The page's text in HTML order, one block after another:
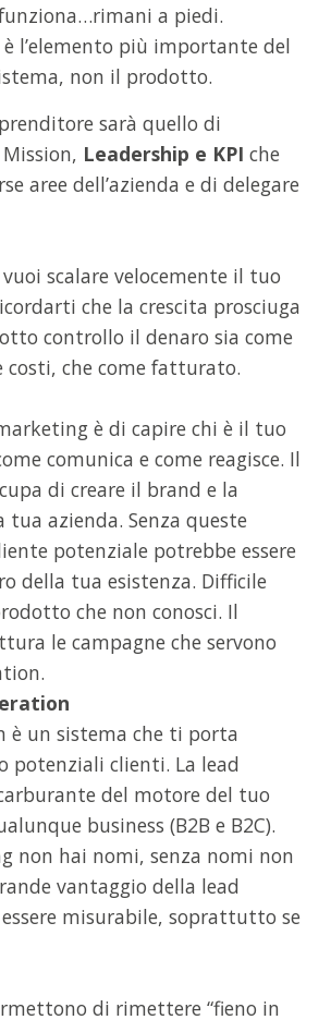
a piedi.
l’elemento più importante del
non il prodotto.
sarà quello di
Leadership e KPI che
aree dell’azienda e di delegare
vuoi scalare velocemente il tuo
che la crescita prosciuga
controllo il denaro sia come
costi, che come fatturato.
è di capire chi è il tuo
comunica e come reagisce. Il
di creare il brand e la
tua azienda. Senza queste
potenziale potrebbe essere
della tua esistenza. Difficile
che non conosci. Il
le campagne che servono
è un sistema che ti porta
potenziali clienti. La lead
del motore del tuo
business (B2B e B2C).
non hai nomi, senza nomi non
vantaggio della lead
misurabile, soprattutto se
di rimettere “fieno in